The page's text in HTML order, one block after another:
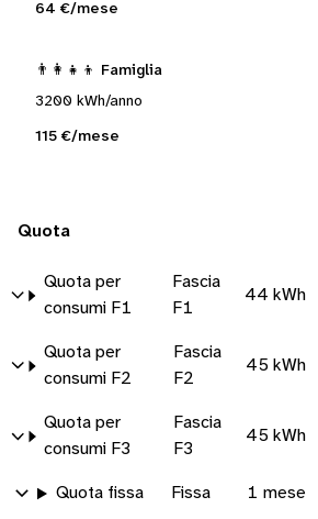
64 €/mese
👨‍👩‍👧‍👦 Famiglia
3200 kWh/anno
115 €/mese
Quota
Quota per
consumi F1
Fascia
F1
44 kWh
Quota per
consumi F2
Fascia
F2
45 kWh
Quota per
consumi F3
Fascia
F3
45 kWh
Quota fissa Fissa 1 mese